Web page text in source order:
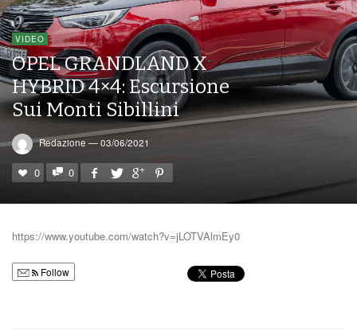
VIDEO
OPEL GRANDLAND X
HYBRID 4×4: Escursione
Sui Monti Sibillini
Redazione —03/06/2021
0 0
https://www.youtube.com/watch?v=jLOTVAlmEy0
Follow